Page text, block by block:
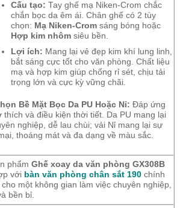
Cấu tạo: Tay ghế mạ Niken-Crom chắc
chắn bọc da êm ái. Chân ghế có 2 tùy
chọn: Mạ Niken-Crom sáng bóng hoặc
Hợp kim nhôm siêu bền.
Lợi ích: Mang lại vẻ đẹp kim khí lung linh,
bắt sáng cực tốt cho văn phòng. Chất liệu
mạ và hợp kim giúp chống rỉ sét, chịu tải
trọng lớn và cực kỳ vững chãi.
Bề Mặt Bọc Da PU Hoặc Nỉ: Đáp ứng
thích và điều kiện thời tiết.
Da PU mang lại
nghiệp, dễ lau chùi; vải Nỉ mang lại sự
thoáng mát và đa dạng về màu sắc.
phẩm Ghế xoay da văn phòng GX308B
với bàn văn phòng chân sắt 190 chính
cho một không gian làm việc chuyên nghiệp,
bền bỉ.